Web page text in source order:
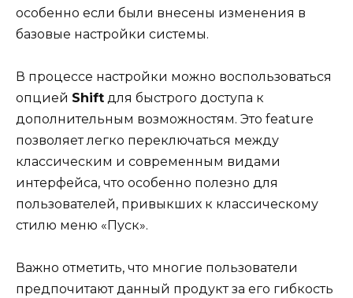
особенно если были внесены изменения в
базовые настройки системы.
В процессе настройки можно воспользоваться
опцией Shift для быстрого доступа к
дополнительным возможностям. Это feature
позволяет легко переключаться между
классическим и современным видами
интерфейса, что особенно полезно для
пользователей, привыкших к классическому
стилю меню «Пуск».
Важно отметить, что многие пользователи
предпочитают данный продукт за его гибкость